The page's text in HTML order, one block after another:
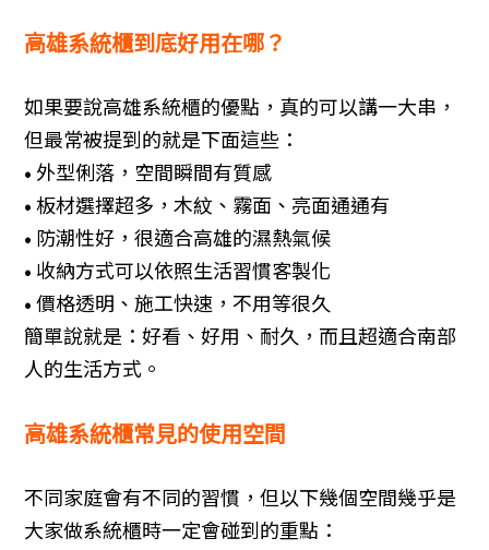
房地產
醫療
醫美
搬家
八大
企業
租車旅遊
高雄系統櫃到底好用在哪？
如果要說高雄系統櫃的優點，真的可以講一大串，
但最常被提到的就是下面這些：
• 外型俐落，空間瞬間有質感
• 板材選擇超多，木紋、霧面、亮面通通有
• 防潮性好，很適合高雄的濕熱氣候
• 收納方式可以依照生活習慣客製化
• 價格透明、施工快速，不用等很久
簡單說就是：好看、好用、耐久，而且超適合南部
人的生活方式。
高雄系統櫃常見的使用空間
不同家庭會有不同的習慣，但以下幾個空間幾乎是
大家做系統櫃時一定會碰到的重點：